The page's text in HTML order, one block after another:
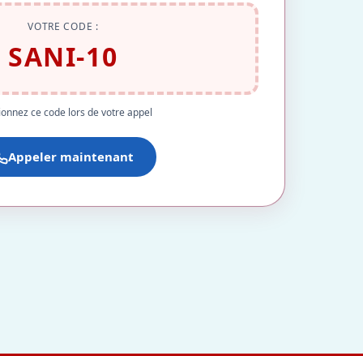
VOTRE CODE :
SANI-10
ce code lors de votre appel
Appeler maintenant